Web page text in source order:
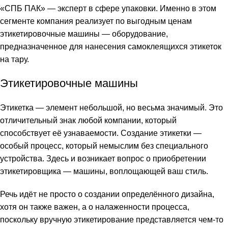
«СПБ ПАК» — эксперт в сфере упаковки. Именно в этом
сегменте компания реализует по выгодным ценам
этикетировочные машины — оборудование,
предназначенное для нанесения самоклеящихся этикеток
на тару.
Этикетировочные машины
Этикетка — элемент небольшой, но весьма значимый. Это
отличительный знак любой компании, который
способствует её узнаваемости. Создание этикетки —
особый процесс, который немыслим без специального
устройства. Здесь и возникает вопрос о приобретении
этикетировщика — машины, воплощающей ваш стиль.
Речь идёт не просто о создании определённого дизайна,
хотя он также важен, а о налаженности процесса,
поскольку вручную этикетирование представляется чем-то